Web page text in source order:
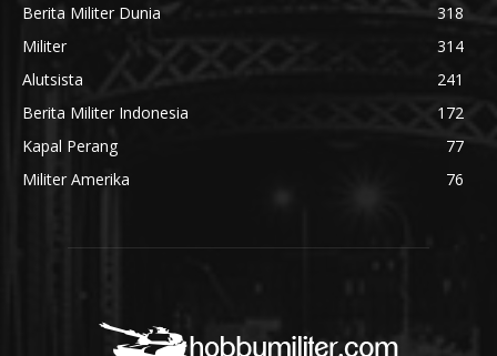
Berita Militer Dunia
318
Militer
314
Alutsista
241
Berita Militer Indonesia
172
Kapal Perang
77
Militer Amerika
76